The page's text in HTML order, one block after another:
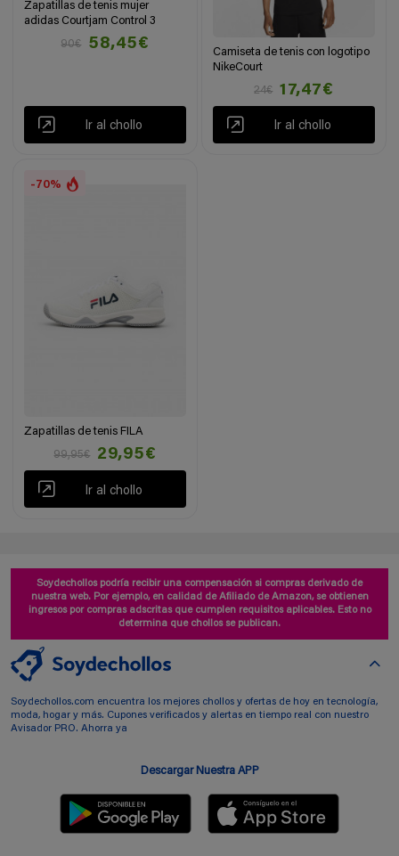
Zapatillas de tenis mujer
adidas Courtjam Control 3
90€
58,45€
Ir al chollo
Camiseta de tenis con logotipo
NikeCourt
24€
17,47€
Ir al chollo
-70%
Zapatillas de tenis FILA
99,95€
29,95€
Ir al chollo
Soydechollos podría recibir una compensación si compras derivado de
nuestra web. Por ejemplo, en calidad de Afiliado de Amazon, se obtienen
ingresos por compras adscritas que cumplen requisitos aplicables. Esto no
determina que chollos se publican.
Soydechollos.com encuentra los mejores chollos y ofertas de hoy en tecnología,
moda, hogar y más. Cupones verificados y alertas en tiempo real con nuestro
Avisador PRO. Ahorra ya
Descargar Nuestra APP